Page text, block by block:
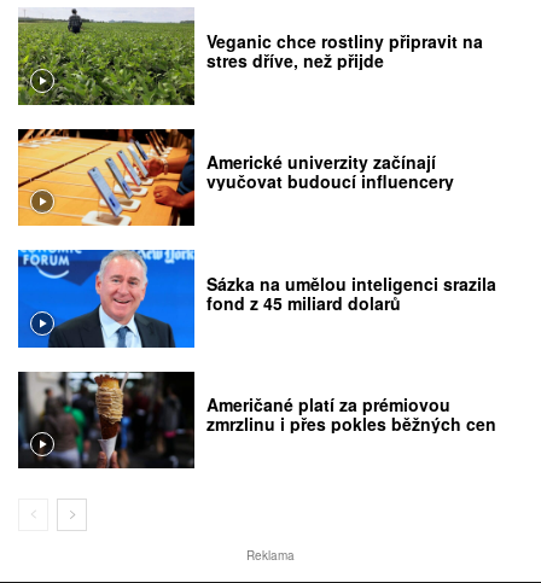
Veganic chce rostliny připravit na
stres dříve, než přijde
Americké univerzity začínají
vyučovat budoucí influencery
Sázka na umělou inteligenci srazila
fond z 45 miliard dolarů
Američané platí za prémiovou
zmrzlinu i přes pokles běžných cen
Reklama